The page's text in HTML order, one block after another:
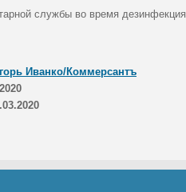
службы во время дезинфекция
Иванко/Коммерсантъ